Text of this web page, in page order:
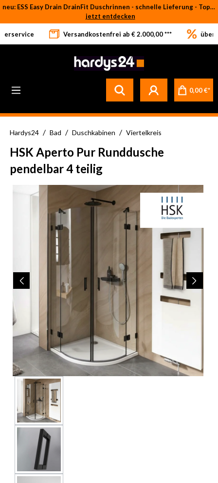
Zum Hauptinhalt springen
neu: ESS Easy Drain DrainFit Duschrinnen - schnelle Lieferung - Top-Preise
jetzt entdecken
Versandkostenfrei ab € 2.000,00 *** über
0,00 €*
Hardys24 / Bad / Duschkabinen / Viertelkreis
HSK Aperto Pur Runddusche
pendelbar 4 teilig
Bildergalerie überspringen